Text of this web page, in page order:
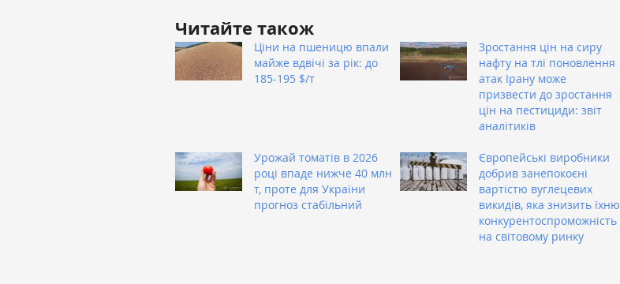
Читайте також
Ціни на пшеницю впали
майже вдвічі за рік: до
185-195 $/т
Зростання цін на сиру
нафту на тлі поновлення
атак Ірану може
призвести до зростання
цін на пестициди: звіт
аналітиків
Урожай томатів в 2026
році впаде нижче 40 млн
т, проте для України
прогноз стабільний
Європейські виробники
добрив занепокоєні
вартістю вуглецевих
викидів, яка знизить їхню
конкурентоспроможність
на світовому ринку